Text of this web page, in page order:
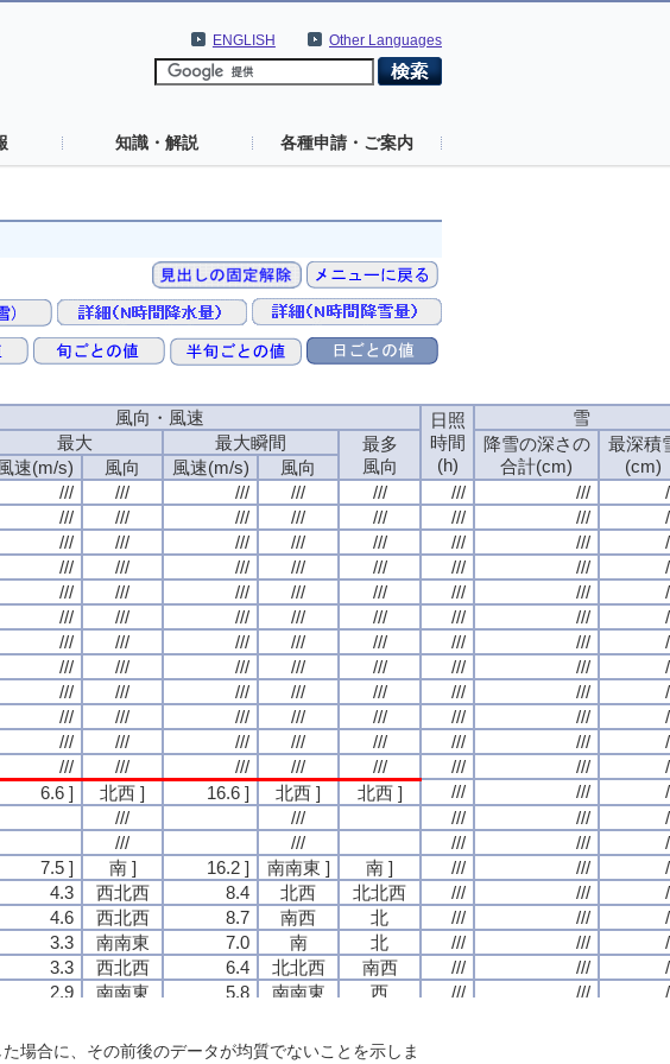
Other Languages
ENGLISH
知識・解説 各種申請・ご案内
風向・風速
日照
時間
(h)
雪
最大 最大瞬間
最多
風向
降雪の深さの
合計(cm)
最深積
(cm)
風速(m/s) 風向 風速(m/s)
風向
/// /// /// /// /// /// ///
/// /// /// /// /// /// ///
/// /// /// /// /// /// ///
/// /// /// /// /// /// ///
/// /// /// /// /// /// ///
/// /// /// /// /// /// ///
/// /// /// /// /// /// ///
/// /// /// /// /// /// ///
/// /// /// /// /// /// ///
/// /// /// /// /// /// ///
/// /// /// /// /// /// ///
/// /// /// /// /// /// ///
6.6 ] 北西 ] 16.6 ] 北西 ] 北西 ] /// ///
/// /// /// ///
/// /// /// ///
7.5 ] 南 ] 16.2 ] 南南東 ] 南 ] /// ///
4.3 西北西 8.4 北西 北北西 /// ///
4.6 西北西 8.7 南西 北 /// ///
3.3 南南東 7.0 南 北 /// ///
3.3 西北西 6.4 北北西 南西 /// ///
2.9 南南東 5.8 南南東 西 /// ///
3.4 ) 北西 ) 5.4 ) 北西 ) 北北西 )
風向・風速
日照
時間
(h)
雪
最大 最大瞬間
最多
風向
降雪の深さの
合計(cm)
最深積
(cm)
風速(m/s) 風向 風速(m/s)
風向
/// /// /// /// /// /// ///
/// /// /// /// /// /// ///
/// /// /// /// /// /// ///
/// /// /// /// /// /// ///
/// /// /// /// /// /// ///
/// /// /// /// /// /// ///
/// /// /// /// /// /// ///
/// /// /// /// /// /// ///
/// /// /// /// /// /// ///
/// /// /// /// /// /// ///
/// /// /// /// /// /// ///
/// /// /// /// /// /// ///
6.6 ] 北西 ] 16.6 ] 北西 ] 北西 ] /// ///
/// /// /// ///
/// /// /// ///
7.5 ] 南 ] 16.2 ] 南南東 ] 南 ] /// ///
4.3 西北西 8.4 北西 北北西 /// ///
4.6 西北西 8.7 南西 北 /// ///
3.3 南南東 7.0 南 北 /// ///
3.3 西北西 6.4 北北西 南西 /// ///
2.9 南南東 5.8 南南東 西 /// ///
3.4 ) 北西 ) 5.4 ) 北西 ) 北北西 )
風向・風速
日照
時間
(h)
雪
最大 最大瞬間
最多
風向
降雪の深さの
合計(cm)
最深積
(cm)
風速(m/s) 風向 風速(m/s)
風向
/// /// /// /// /// /// ///
/// /// /// /// /// /// ///
/// /// /// /// /// /// ///
/// /// /// /// /// /// ///
/// /// /// /// /// /// ///
/// /// /// /// /// /// ///
/// /// /// /// /// /// ///
/// /// /// /// /// /// ///
/// /// /// /// /// /// ///
/// /// /// /// /// /// ///
/// /// /// /// /// /// ///
/// /// /// /// /// /// ///
6.6 ] 北西 ] 16.6 ] 北西 ] 北西 ] /// ///
/// /// /// ///
/// /// /// ///
7.5 ] 南 ] 16.2 ] 南南東 ] 南 ] /// ///
4.3 西北西 8.4 北西 北北西 /// ///
4.6 西北西 8.7 南西 北 /// ///
3.3 南南東 7.0 南 北 /// ///
3.3 西北西 6.4 北北西 南西 /// ///
2.9 南南東 5.8 南南東 西 /// ///
3.4 ) 北西 ) 5.4 ) 北西 ) 北北西 )
風向・風速
日照
時間
(h)
雪
最大 最大瞬間
最多
風向
降雪の深さの
合計(cm)
最深積
(cm)
風速(m/s) 風向 風速(m/s)
風向
/// /// /// /// /// /// ///
/// /// /// /// /// /// ///
/// /// /// /// /// /// ///
/// /// /// /// /// /// ///
/// /// /// /// /// /// ///
/// /// /// /// /// /// ///
/// /// /// /// /// /// ///
/// /// /// /// /// /// ///
/// /// /// /// /// /// ///
/// /// /// /// /// /// ///
/// /// /// /// /// /// ///
/// /// /// /// /// /// ///
6.6 ] 北西 ] 16.6 ] 北西 ] 北西 ] /// ///
/// /// /// ///
/// /// /// ///
7.5 ] 南 ] 16.2 ] 南南東 ] 南 ] /// ///
4.3 西北西 8.4 北西 北北西 /// ///
4.6 西北西 8.7 南西 北 /// ///
3.3 南南東 7.0 南 北 /// ///
3.3 西北西 6.4 北北西 南西 /// ///
2.9 南南東 5.8 南南東 西 /// ///
3.4 ) 北西 ) 5.4 ) 北西 ) 北北西 )
場合に、その前後のデータが均質でないことを示しま